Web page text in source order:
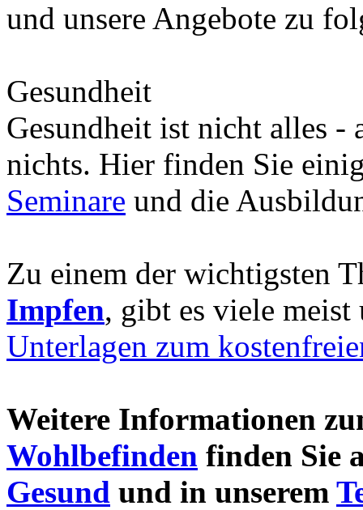
und unsere Angebote zu
Gesundheit
Gesundheit ist nicht alles -
nichts. Hier finden Sie
Seminare und die
Zu einem der wichtigsten
Impfen, gibt es viele
Unterlagen zum
Weitere Informationen
Wohlbefinden finden Sie
Gesund und in unserem